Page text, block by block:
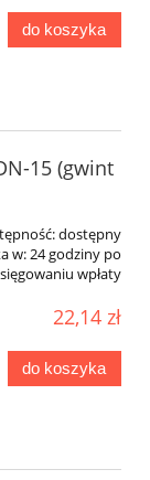
do koszyka
15 (gwint
dostępny
w:24 godziny po
wpłaty
22,14 zł
do koszyka